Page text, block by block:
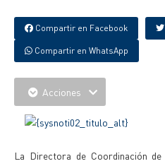
Compartir en Facebook
Compartir en WhatsApp
Acciones
La Directora de Coordinación